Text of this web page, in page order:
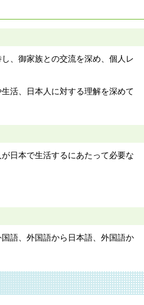
、御家族との交流を深め、個人レ
活、日本人に対する理解を深めて
日本で生活するにあたって必要な
語、外国語から日本語、外国語か